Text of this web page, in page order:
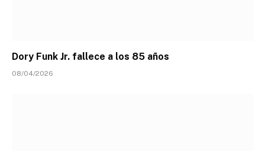
Dory Funk Jr. fallece a los 85 años
08/04/2026